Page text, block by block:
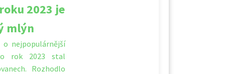
2023 je
mlýn
nejpopulárnější
rok 2023 stal
Rozhodlo